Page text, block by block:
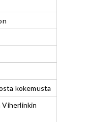
kokemusta
Viherlinkin